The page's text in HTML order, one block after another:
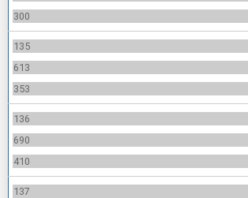
300
135
613
353
136
690
410
137